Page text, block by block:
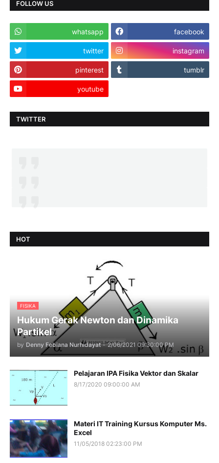
FOLLOW US
whatsapp facebook
twitter instagram
pinterest tumblr
youtube
TWITTER
HOT
FISIKA
Hukum Gerak Newton dan Dinamika
Partikel
by Denny Febiana Nurhidayat - 2/06/2021 09:30:00 PM
Pelajaran IPA Fisika Vektor dan Skalar
8/17/2020 09:00:00 AM
Materi IT Training Kursus Komputer Ms.
Excel
11/05/2018 02:23:00 PM